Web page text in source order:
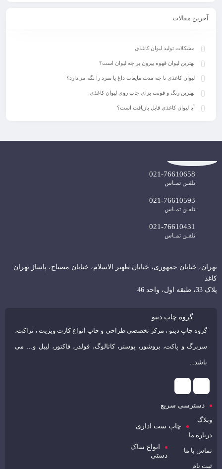
آخرین مقالات
مشکلات تولید لیوان کاغذی
بهترین لیوان قهوه بیرون بر چه لیوان است؟
لیوان کاغذی تا چه مدت مایعات داغ یا سرد را نگه می‌دارد؟
بهترین رنگ‌ و فونت برای چاپ روی لیوان کاغذی
آیا لیوان کاغذی قابل بازیافت است؟
021-76610658
تلفـن تمـاس
021-76610593
تلفـن تمـاس
021-76610431
تلفـن تمـاس
تهران، خیابان جمهوری، خیابان ظهیر الاسلام، خیابان مصباح، پاساژ تهران
کاغذ
پلاک 33، طبقه اول، واحد 46
گروه چاپ دینو
گروه چاپ دینو ، مرکز تخصصی طراحی و چاپ انواع کارت ویزیت ، تراکت،
سربرگ و پاکت، بروشور، پوستر، کاتالوگ، فولدر، فاکتور، لیبل و… می
باشد...
دسترسی سریع
وبلاگ
درباره ما
تماس با ما
ثبت نام
چاپ ست اداری
انواع ساک
دستی